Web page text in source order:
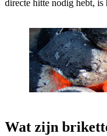
directe hitte nodig hebt, is
Wat zijn